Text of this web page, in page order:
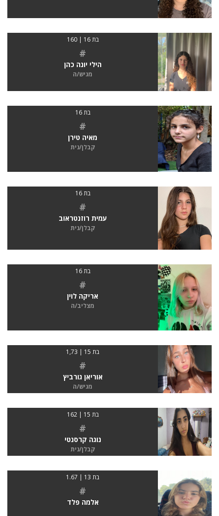
בת 16 | 160
#
הילי יונה כהן
מגיש/ה
בת 16
#
מאיה טירן
קבלן/נית
בת 16
#
עמית רוזנטראוב
קבלן/נית
בת 16
#
אריקה לוין
מצליב/ה
בת 15 | 1,73
#
אוריאן גורביץ
מגיש/ה
בת 15 | 162
#
נוגה קרסנטי
קבלן/נית
בת 13 | 1.67
#
אלמה פלד